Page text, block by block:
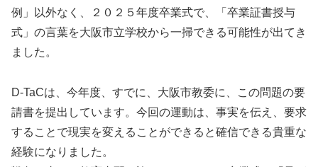
例」以外なく、２０２５年度卒業式で、「卒業証書授与
式」の言葉を大阪市立学校から一掃できる可能性が出てき
ました。
D-TaCは、今年度、すでに、大阪市教委に、この問題の要
請書を提出しています。今回の運動は、事実を伝え、要求
することで現実を変えることができると確信できる貴重な
経験になりました。